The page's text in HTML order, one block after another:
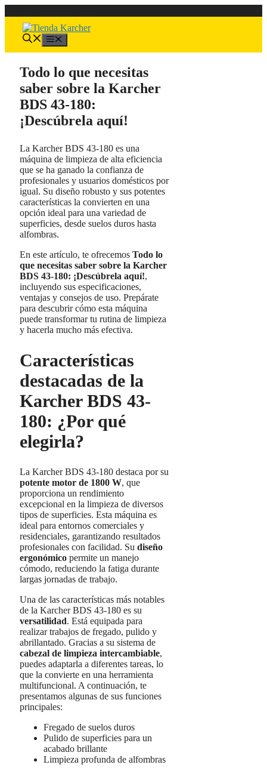
al
contenido
Todo lo que necesitas
saber sobre la Karcher
BDS 43-180:
¡Descúbrela aquí!
La Karcher BDS 43-180 es una
máquina de limpieza de alta eficiencia
que se ha ganado la confianza de
profesionales y usuarios domésticos por
igual. Su diseño robusto y sus potentes
características la convierten en una
opción ideal para una variedad de
superficies, desde suelos duros hasta
alfombras.
En este artículo, te ofrecemos Todo lo
que necesitas saber sobre la Karcher
BDS 43-180: ¡Descúbrela aquí!,
incluyendo sus especificaciones,
ventajas y consejos de uso. Prepárate
para descubrir cómo esta máquina
puede transformar tu rutina de limpieza
y hacerla mucho más efectiva.
Características
destacadas de la
Karcher BDS 43-
180: ¿Por qué
elegirla?
La Karcher BDS 43-180 destaca por su
potente motor de 1800 W, que
proporciona un rendimiento
excepcional en la limpieza de diversos
tipos de superficies. Esta máquina es
ideal para entornos comerciales y
residenciales, garantizando resultados
profesionales con facilidad. Su diseño
ergonómico permite un manejo
cómodo, reduciendo la fatiga durante
largas jornadas de trabajo.
Una de las características más notables
de la Karcher BDS 43-180 es su
versatilidad. Está equipada para
realizar trabajos de fregado, pulido y
abrillantado. Gracias a su sistema de
cabezal de limpieza intercambiable,
puedes adaptarla a diferentes tareas, lo
que la convierte en una herramienta
multifuncional. A continuación, te
presentamos algunas de sus funciones
principales:
Fregado de suelos duros
Pulido de superficies para un
acabado brillante
Limpieza profunda de alfombras